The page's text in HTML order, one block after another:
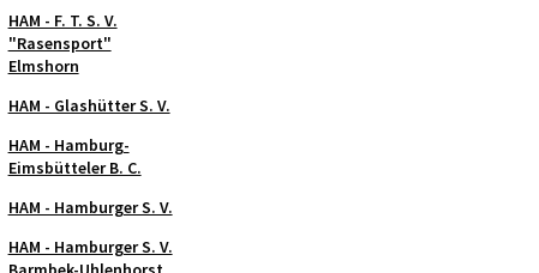
HAM - F. T. S. V.
"Rasensport"
Elmshorn
HAM - Glashütter S. V.
HAM - Hamburg-
Eimsbütteler B. C.
HAM - Hamburger S. V.
HAM - Hamburger S. V.